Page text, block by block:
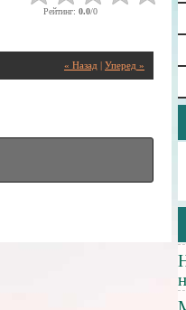
Рейтинг: 0.0/0
« Назад Уперед »